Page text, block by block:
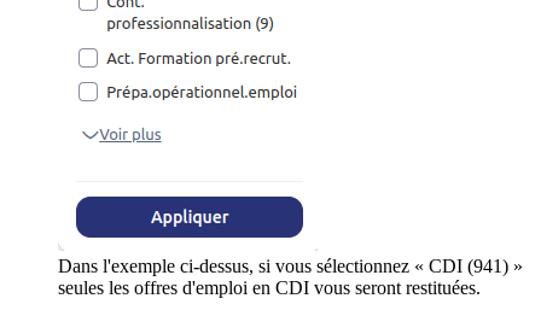
Dans l'exemple ci-dessus, si vous sélectionnez « CDI (941) »
seules les offres d'emploi en CDI vous seront restituées.